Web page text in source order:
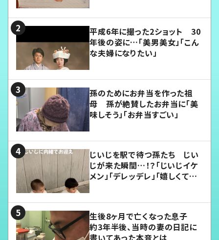
平成6年に撮った2ショット 30
年後の姿に…「美男美女」「こん
な夫婦になりたい」
孫のためにお弁当を作った祖
母 孫が絶賛したお弁当に「美
味しそう」「お弁当すごい」
じいじを駅で待つ孫たち じい
じが来た瞬間…！？「じいじイケ
メン」「デレッデレ」「嬉しくて可
生後8ヶ月で亡くなった息子
約3年半後、当時の妻の日記に
書いてあった本音とは